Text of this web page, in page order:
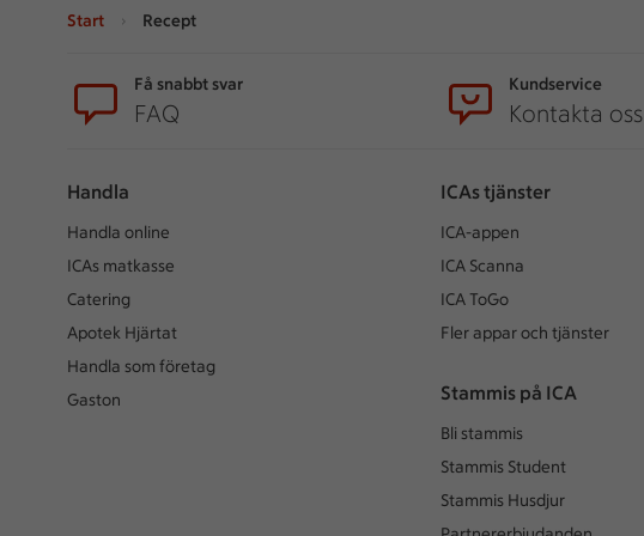
Start Recept
Få snabbt svar
FAQ
Kundservice
Kontakta oss
Handla
Handla online
ICAs matkasse
Catering
Apotek Hjärtat
Handla som företag
Gaston
ICAs tjänster
ICA-appen
ICA Scanna
ICA ToGo
Fler appar och tjänster
Stammis på ICA
Bli stammis
Stammis Student
Stammis Husdjur